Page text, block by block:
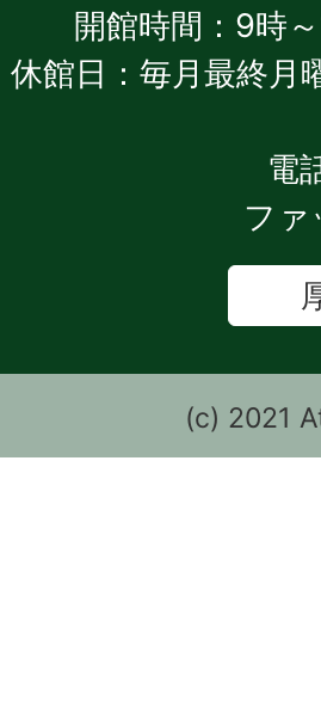
開館時間：9時
休館日：毎月最終月
電
ファ
(c) 2021